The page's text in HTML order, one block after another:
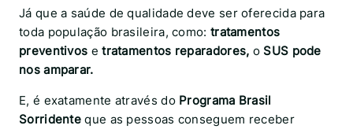
Já que a saúde de qualidade deve ser oferecida para
toda população brasileira, como: tratamentos
preventivos etratamentos reparadores, o SUS pode
nos amparar.
E, é exatamente através do Programa Brasil
Sorridente que as pessoas conseguem receber